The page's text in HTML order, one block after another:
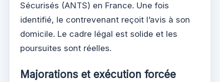
Sécurisés (ANTS) en France. Une fois
identifié, le contrevenant reçoit l’avis à son
domicile. Le cadre légal est solide et les
poursuites sont réelles.
Majorations et exécution forcée